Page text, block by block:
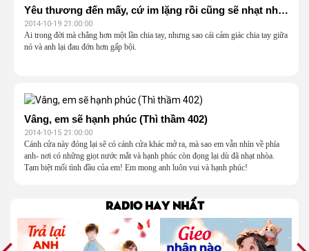
Yêu thương đến mấy, cứ im lặng rồi cũng sẽ nhạt nhòa (Thì thầm 403)
2014-10-19 21:00:00
Ai trong đời mà chẳng hơn một lần chia tay, nhưng sao cái cảm giác chia tay giữa
nó và anh lại đau đớn hơn gấp bội.
Vâng, em sẽ hạnh phúc (Thì thầm 402)
2014-10-15 21:00:00
Cánh cửa này đóng lại sẽ có cánh cửa khác mở ra, mà sao em vẫn nhìn về phía
anh- nơi có những giọt nước mắt và hạnh phúc còn đọng lại dù đã nhạt nhòa.
Tạm biệt mối tình đầu của em! Em mong anh luôn vui và hạnh phúc!
Radio hay nhất